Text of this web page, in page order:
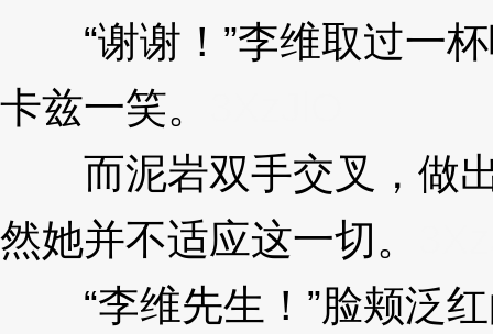
“谢谢！”李维取过一杯
卡兹一笑。
而泥岩双手交叉，做出
然她并不适应这一切。
“李维先生！”脸颊泛红